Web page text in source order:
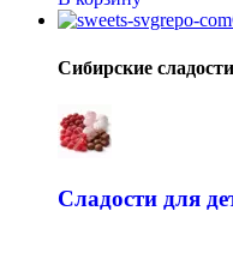
Сибирские сладости
Сладости для